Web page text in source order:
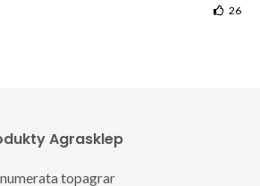
26
Agrasklep
topagrar